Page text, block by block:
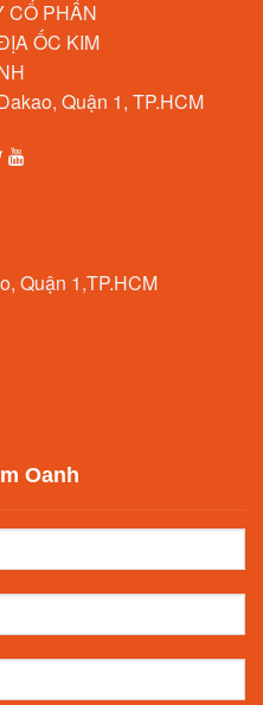
Quận 1, TP.HCM
Quận 1,TP.HCM
Oanh